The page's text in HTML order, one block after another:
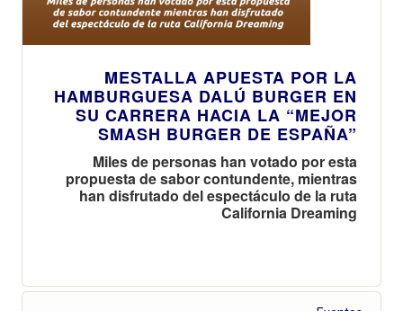
MESTALLA APUESTA POR LA
HAMBURGUESA DALÚ BURGER EN
SU CARRERA HACIA LA “MEJOR
SMASH BURGER DE ESPAÑA”
Miles de personas han votado por esta
propuesta de sabor contundente, mientras
han disfrutado del espectáculo de la ruta
California Dreaming